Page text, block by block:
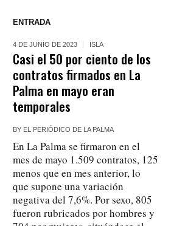
ENTRADA
4 DE JUNIO DE 2023 ISLA
Casi el 50 por ciento de los
contratos firmados en La
Palma en mayo eran
temporales
BY EL PERIÓDICO DE LA PALMA
En La Palma se firmaron en el
mes de mayo 1.509 contratos, 125
menos que en mes anterior, lo
que supone una variación
negativa del 7,6%. Por sexo, 805
fueron rubricados por hombres y